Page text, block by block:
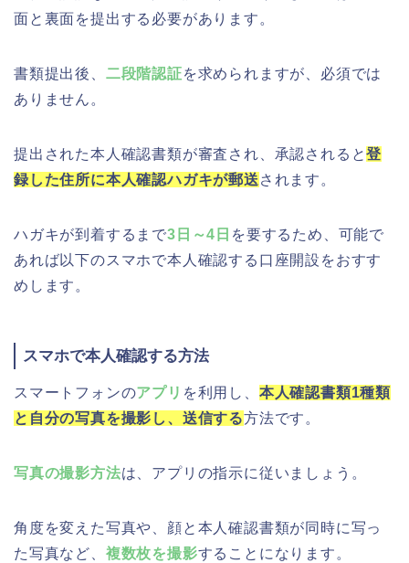
面と裏面を提出する必要があります。
書類提出後、 二段階認証を求められますが、必須では
ありません。
提出された本人確認書類が審査され、承認されると登
録した住所に本人確認ハガキが郵送 されます。
ハガキが到着するまで3日～4日 を要するため、可能で
あれば以下のスマホで本人確認する口座開設をおすす
めします。
スマホで本人確認する方法
スマートフォンのアプリ を利用し、 本人確認書類1種類
と自分の写真を撮影し、送信する方法です。
写真の撮影方法は、アプリの指示に従いましょう。
角度を変えた写真や、顔と本人確認書類が同時に写っ
た写真など、 複数枚を撮影することになります。